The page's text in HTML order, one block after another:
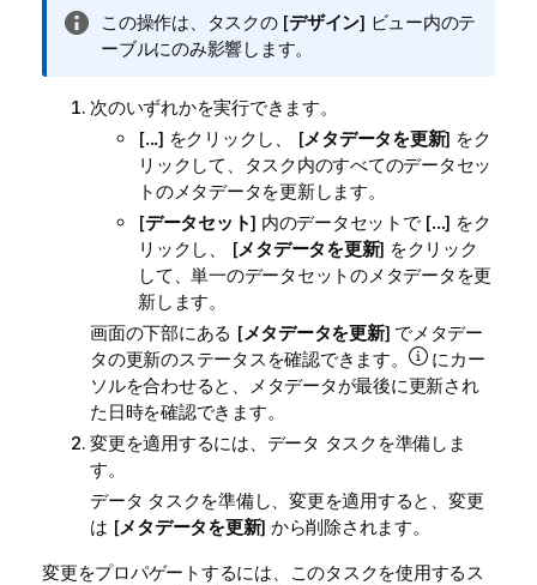
情
報
モ
この操作は、タスクの [デザイン] ビュー内のテ
ーブルにのみ影響します。
次のいずれかを実行できます。
[...] をクリックし、 [メタデータを更新] をク
リックして、タスク内のすべてのデータセッ
トのメタデータを更新します。
[データセット] 内のデータセットで [...] をク
リックし、 [メタデータを更新] をクリック
して、単一のデータセットのメタデータを更
新します。
画面の下部にある [メタデータを更新] でメタデー
タの更新のステータスを確認できます。
にカー
ソルを合わせると、メタデータが最後に更新され
た日時を確認できます。
変更を適用するには、データ タスクを準備しま
す。
データ タスクを準備し、変更を適用すると、変更
は [メタデータを更新] から削除されます。
変更をプロパゲートするには、このタスクを使用するス